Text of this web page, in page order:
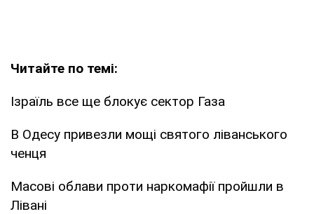
Читайте по темі:
Ізраїль все ще блокує сектор Газа
В Одесу привезли мощі святого ліванського
ченця
Масові облави проти наркомафії пройшли в
Лівані